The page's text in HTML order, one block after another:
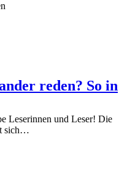
reden? So in
Leserinnen und Leser! Die
sich…